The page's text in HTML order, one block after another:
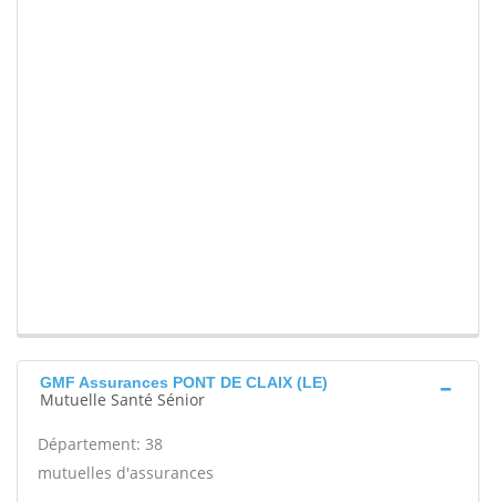
GMF Assurances PONT DE CLAIX (LE)
Mutuelle Santé Sénior
Département: 38
mutuelles d'assurances